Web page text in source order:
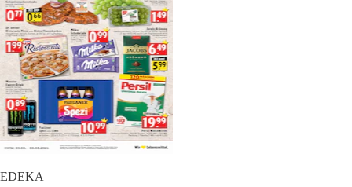
EDEKA